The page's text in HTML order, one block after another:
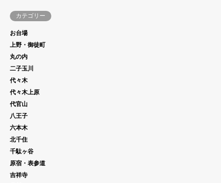
カテゴリー
お台場
上野・御徒町
丸の内
二子玉川
代々木
代々木上原
代官山
八王子
六本木
北千住
千駄ヶ谷
原宿・表参道
吉祥寺